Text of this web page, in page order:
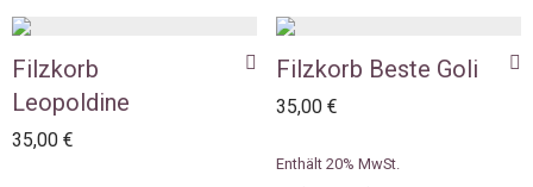
Filzkorb
Leopoldine
35,00 €
Filzkorb Beste Goli
35,00 €
Enthält 20% MwSt.